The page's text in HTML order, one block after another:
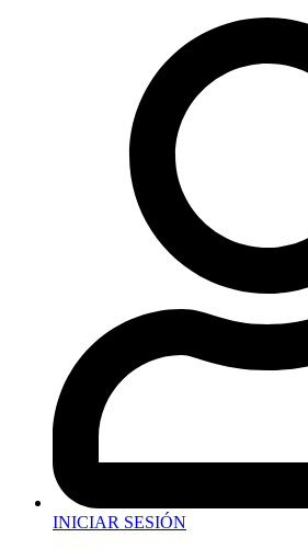
INICIAR SESIÓN